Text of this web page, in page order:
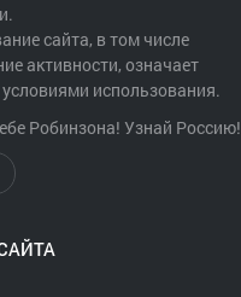
сайта, в том числе
активности, означает
условиями использования.
Робинзона! Узнай Россию!